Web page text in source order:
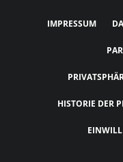
IMPRESSUM
HISTORIE DER